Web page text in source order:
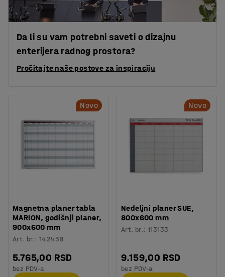
Da li su vam potrebni saveti o dizajnu
enterijera radnog prostora?
Pročitajte naše postove za inspiraciju
Novo
Magnetna planer tabla
MARION, godišnji planer,
900x600 mm
Art. br.:142438
5.765,00 RSD
bez PDV-a
Novo
Nedeljni planer SUE,
800x600 mm
Art. br.:113133
9.159,00 RSD
bez PDV-a